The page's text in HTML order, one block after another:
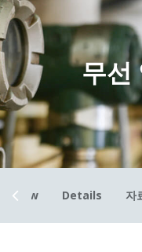
무선
Details 자